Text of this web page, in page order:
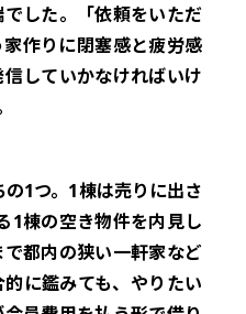
した。「依頼をいただ
作りに閉塞感と疲労感
していかなければいけ
1つ。1棟は売りに出さ
1棟の空き物件を内見し
都内の狭い一軒家など
に鑑みても、やりたい